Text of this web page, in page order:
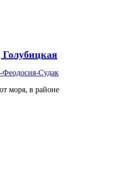
Голубицкая
Судак
моря, в районе